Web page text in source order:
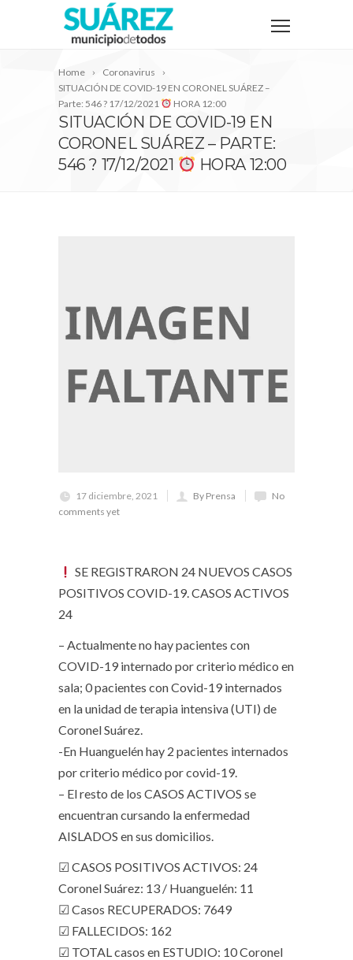
Home
Coronavirus
SITUACIÓN DE COVID-19 EN CORONEL SUÁREZ –
Parte: 546 ? 17/12/2021
HORA 12:00
SITUACIÓN DE COVID-19 EN
CORONEL SUÁREZ – PARTE:
546 ? 17/12/2021
HORA 12:00
17 diciembre, 2021 By Prensa
No
comments yet
SE REGISTRARON 24 NUEVOS CASOS
POSITIVOS COVID-19. CASOS ACTIVOS
24
– Actualmente no hay pacientes con
COVID-19 internado por criterio médico en
sala; 0 pacientes con Covid-19 internados
en la unidad de terapia intensiva (UTI) de
Coronel Suárez.
-En Huanguelén hay 2 pacientes internados
por criterio médico por covid-19.
– El resto de los CASOS ACTIVOS se
encuentran cursando la enfermedad
AISLADOS en sus domicilios.
☑ CASOS POSITIVOS ACTIVOS: 24
Coronel Suárez: 13 / Huanguelén: 11
☑ Casos RECUPERADOS: 7649
☑ FALLECIDOS: 162
☑ TOTAL casos en ESTUDIO: 10 Coronel